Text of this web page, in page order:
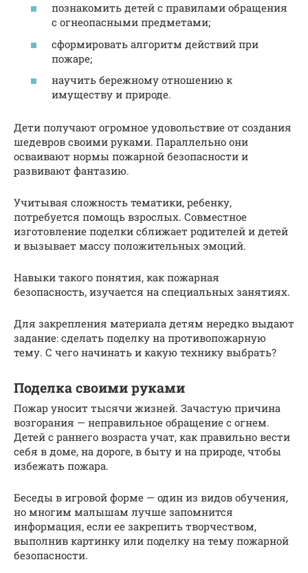
познакомить детей с правилами обращения
с огнеопасными предметами;
сформировать алгоритм действий при
пожаре;
научить бережному отношению к
имуществу и природе.
Дети получают огромное удовольствие от создания
шедевров своими руками. Параллельно они
осваивают нормы пожарной безопасности и
развивают фантазию.
Учитывая сложность тематики, ребенку,
потребуется помощь взрослых. Совместное
изготовление поделки сближает родителей и детей
и вызывает массу положительных эмоций.
Навыки такого понятия, как пожарная
безопасность, изучается на специальных занятиях.
Для закрепления материала детям нередко выдают
задание: сделать поделку на противопожарную
тему. С чего начинать и какую технику выбрать?
Поделка своими руками
Пожар уносит тысячи жизней. Зачастую причина
возгорания — неправильное обращение с огнем.
Детей с раннего возраста учат, как правильно вести
себя в доме, на дороге, в быту и на природе, чтобы
избежать пожара.
Беседы в игровой форме — один из видов обучения,
но многим малышам лучше запомнится
информация, если ее закрепить творчеством,
выполнив картинку или поделку на тему пожарной
безопасности.